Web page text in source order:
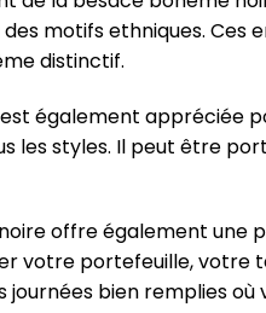
motifs ethniques.
distinctif.
également appréciée
les styles. Il peut être
offre également
votre portefeuille, votre
bien remplies où